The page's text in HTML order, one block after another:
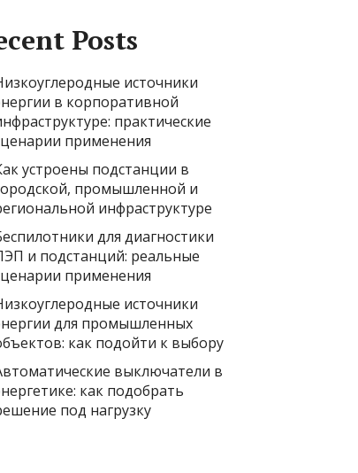
Posts
источники
в корпоративной
практические
применения
устроены подстанции в
промышленной и
инфраструктуре
для диагностики
и подстанций: реальные
применения
источники
для промышленных
как подойти к выбору
выключатели в
как подобрать
под нагрузку